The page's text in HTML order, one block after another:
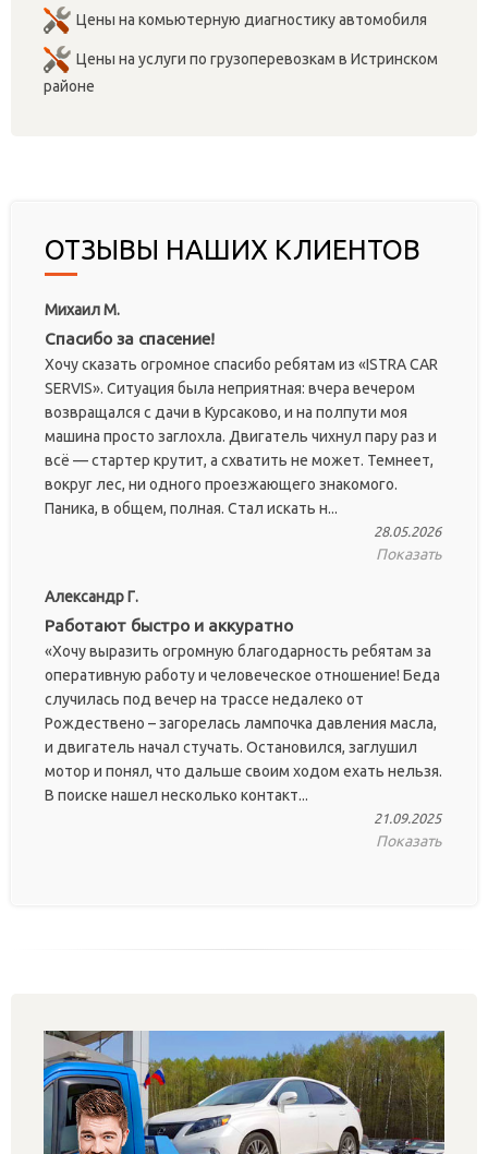
Цены на комьютерную диагностику автомобиля
Цены на услуги по грузоперевозкам в Истринском
районе
ОТЗЫВЫ НАШИХ КЛИЕНТОВ
Михаил М.
Спасибо за спасение!
Хочу сказать огромное спасибо ребятам из «ISTRA CAR
SERVIS». Ситуация была неприятная: вчера вечером
возвращался с дачи в Курсаково, и на полпути моя
машина просто заглохла. Двигатель чихнул пару раз и
всё — стартер крутит, а схватить не может. Темнеет,
вокруг лес, ни одного проезжающего знакомого.
Паника, в общем, полная. Стал искать н...
28.05.2026
Показать
Александр Г.
Работают быстро и аккуратно
«Хочу выразить огромную благодарность ребятам за
оперативную работу и человеческое отношение! Беда
случилась под вечер на трассе недалеко от
Рождествено – загорелась лампочка давления масла,
и двигатель начал стучать. Остановился, заглушил
мотор и понял, что дальше своим ходом ехать нельзя.
В поиске нашел несколько контакт...
21.09.2025
Показать